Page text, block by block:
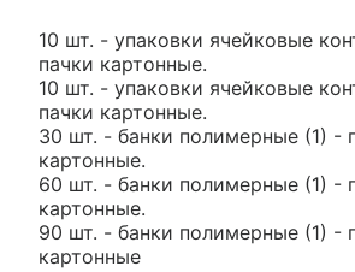
10 шт. - упаковки ячейковые
пачки картонные.
10 шт. - упаковки ячейковые
пачки картонные.
30 шт. - банки полимерные (1) -
картонные.
60 шт. - банки полимерные (1) -
картонные.
90 шт. - банки полимерные (1) -
картонные